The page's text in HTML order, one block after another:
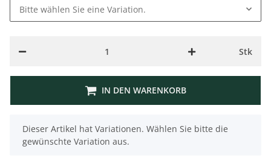
Bitte wählen Sie eine Variation.
Stk
IN DEN WARENKORB
x
Dieser Artikel hat Variationen. Wählen Sie bitte die
gewünschte Variation aus.